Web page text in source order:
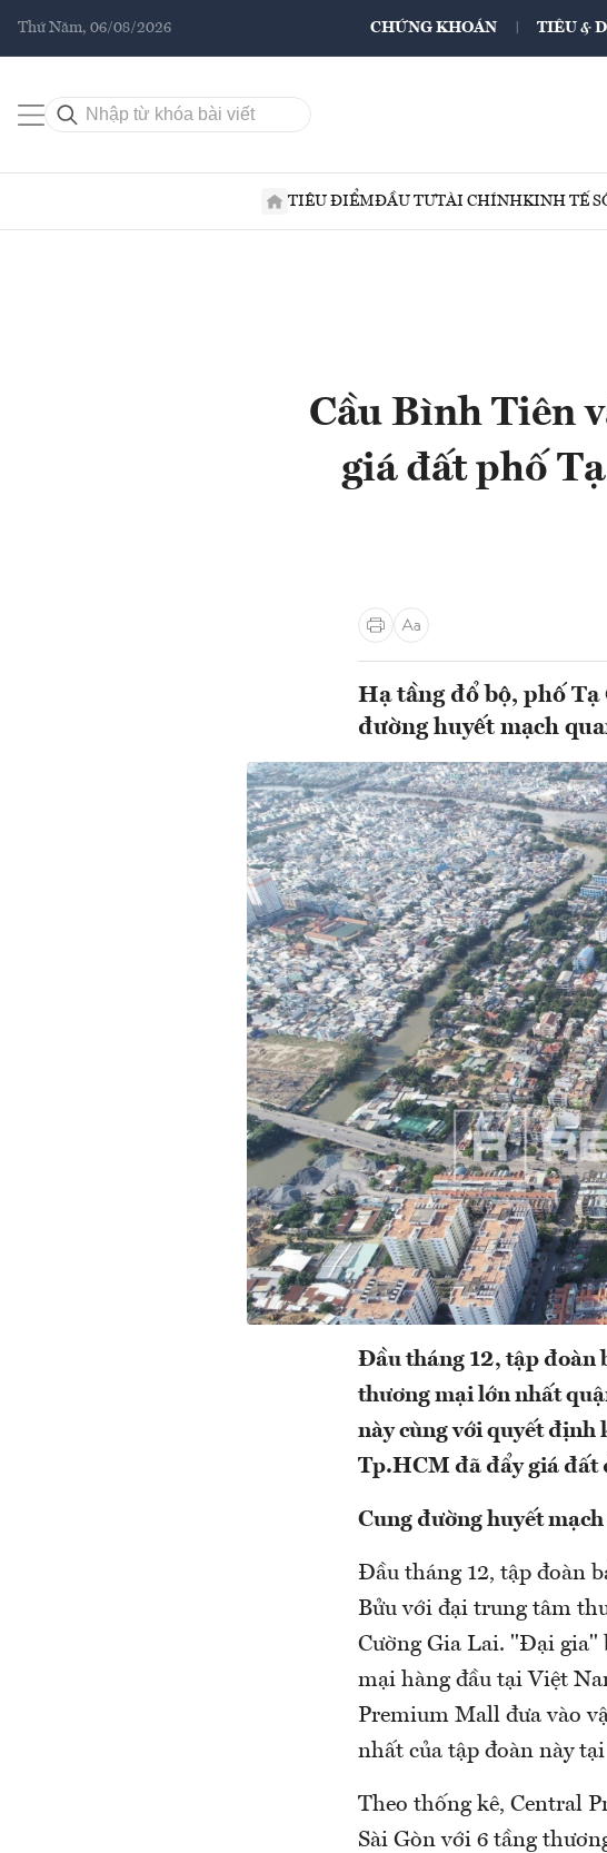
Thứ Năm, 06/08/2026 CHỨNG KHOÁN TIÊU &
TIÊU ĐIỂMĐẦU TƯTÀI CHÍNHKINH TẾ
Cầu Bình Tiên
giá đất phố
Hạ tầng đổ bộ, phố
đường huyết mạch
Đầu tháng 12, tập đoàn
thương mại lớn nhất
này cùng với quyết định
Tp.HCM đã đẩy giá đất
Cung đường huyết
Đầu tháng 12, tập đoàn
Bửu với đại trung tâm
Cường Gia Lai. "Đại gia"
mại hàng đầu tại Việt
Premium Mall đưa vào
nhất của tập đoàn này
Theo thống kê, Central
Sài Gòn với 6 tầng